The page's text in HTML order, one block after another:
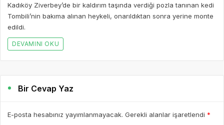
Kadıköy Ziverbey’de bir kaldırım taşında verdiği pozla tanınan kedi
Tombili’nin bakıma alınan heykeli, onarıldıktan sonra yerine monte
edildi.
DEVAMINI OKU
Bir Cevap Yaz
E-posta hesabınız yayımlanmayacak. Gerekli alanlar işaretlendi *